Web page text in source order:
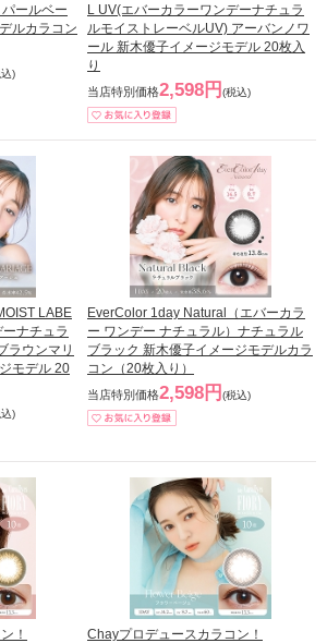
ールベー
ルカラコン
)
L UV(エバーカラーワンデーナチュラ
ルモイストレーベルUV) アーバンノワ
ール 新木優子イメージモデル 20枚入
り
当店特別価格2,598円 (税込)
LABE
ナチュラ
ラウンマリ
モデル 20
)
EverColor 1day Natural（エバーカラ
ー ワンデー ナチュラル）ナチュラル
ブラック 新木優子イメージモデルカラ
コン（20枚入り）
当店特別価格2,598円 (税込)
！
Chayプロデュースカラコン！